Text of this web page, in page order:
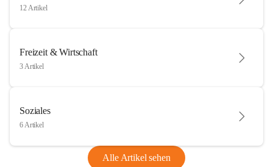
12 Artikel
Freizeit & Wirtschaft
3 Artikel
Soziales
6 Artikel
Alle Artikel sehen